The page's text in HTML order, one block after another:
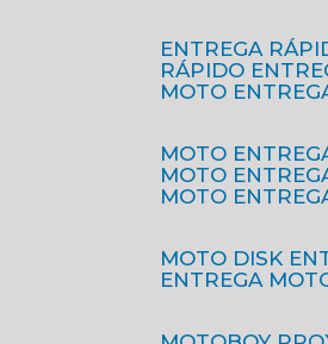
ENTREGA
RÁPIDO
MOTO
MOTO
MOTO
MOTO
MOTO DISK
ENTREGA